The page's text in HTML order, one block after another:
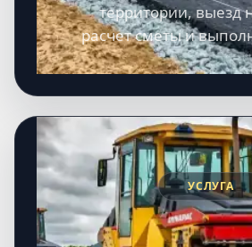
территории, выезд
расчет сметы и
под ключ.
УСЛУГА